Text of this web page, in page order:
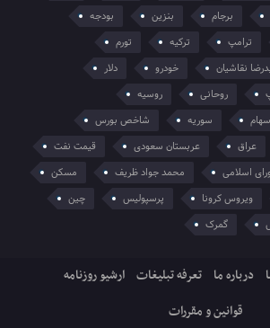
برجام بنزین
بودجه
ترامپ ترکیه
تورم
نقاشیان خودرو
دلار
روحانی
روسیه
سهام سوریه
شاخص بورس
عراق عربستان سعودی
قیمت نفت
اسلامی محمد جواد ظریف
مسکن
ویروس کرونا پرسپولیس
چین
گمرک
درباره ما تعرفه تبلیغات ارشیو روزنامه
قوانین و مقررات